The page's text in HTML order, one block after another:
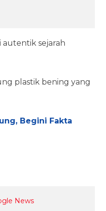
autentik sejarah
plastik bening yang
Begini Fakta
News